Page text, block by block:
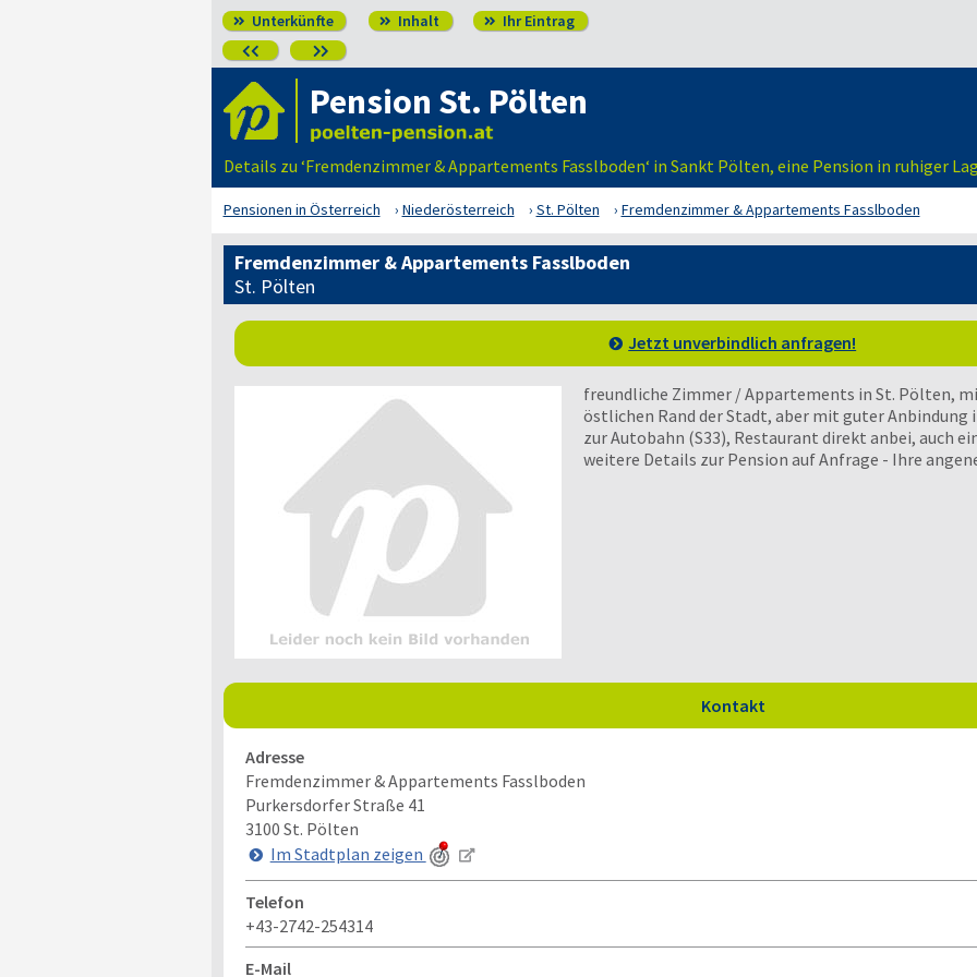
 Unterkünfte  Inhalt  Ihr Eintrag
 
Pension St. Pölten
Details zu ‘Fremdenzimmer & Appartements Fasslboden‘ in Sankt Pölten, eine Pension in ruhiger
Pensionen in Österreich Niederösterreich St. Pölten Fremdenzimmer & Appartements Fasslboden
Fremdenzimmer & Appartements Fasslboden
St. Pölten
Jetzt unverbindlich anfragen!
freundliche Zimmer / Appartements in St. Pölten,
östlichen Rand der Stadt, aber mit guter Anbindung
zur Autobahn (S33), Restaurant direkt anbei, auch
weitere Details zur Pension auf Anfrage - Ihre
Kontakt
Adresse
Fremdenzimmer & Appartements Fasslboden
Purkersdorfer Straße 41
3100 St. Pölten
Im Stadtplan zeigen
Telefon
+43-2742-254314
E-Mail